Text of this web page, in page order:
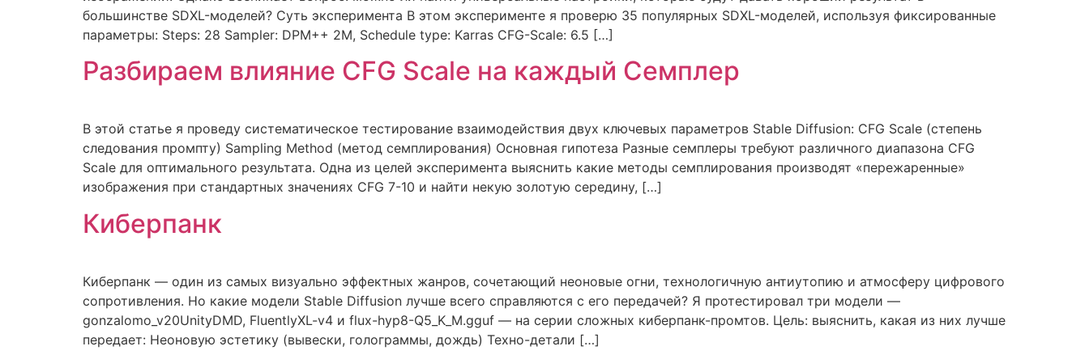
большинстве SDXL-моделей? Суть эксперимента В этом эксперименте я проверю 35 популярных SDXL-моделей, используя фиксированные
параметры: Steps: 28 Sampler: DPM++ 2M, Schedule type: Karras CFG-Scale: 6.5 […]
Разбираем влияние CFG Scale на каждый Семплер
В этой статье я проведу систематическое тестирование взаимодействия двух ключевых параметров Stable Diffusion: CFG Scale (степень
следования промпту) Sampling Method (метод семплирования) Основная гипотеза Разные семплеры требуют различного диапазона CFG
Scale для оптимального результата. Одна из целей эксперимента выяснить какие методы семплирования производят «пережаренные»
изображения при стандартных значениях CFG 7-10 и найти некую золотую середину, […]
Киберпанк
Киберпанк — один из самых визуально эффектных жанров, сочетающий неоновые огни, технологичную антиутопию и атмосферу цифрового
сопротивления. Но какие модели Stable Diffusion лучше всего справляются с его передачей? Я протестировал три модели —
gonzalomo_v20UnityDMD, FluentlyXL-v4 и flux-hyp8-Q5_K_M.gguf — на серии сложных киберпанк-промтов. Цель: выяснить, какая из них лучше
передает: Неоновую эстетику (вывески, голограммы, дождь) Техно-детали […]